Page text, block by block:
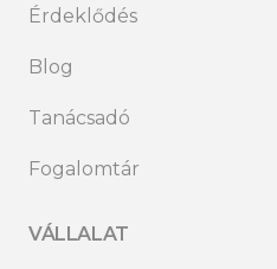
Érdeklődés
Blog
Tanácsadó
Fogalomtár
VÁLLALAT